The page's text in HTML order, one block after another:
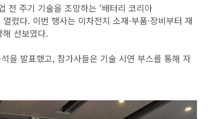
전 주기 기술을 조망하는 ‘배터리 코리아
렸다. 이번 행사는 이차전지 소재·부품·장비부터 재
선보였다.
을 발표했고, 참가사들은 기술 시연 부스를 통해 자